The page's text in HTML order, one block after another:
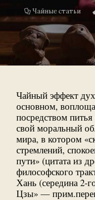
Чайные статьи
Чайный эффект
основном,
посредством
свой моральный
мира, в котором
стремлений,
пути» (цитата из
философского
Хань (середина 2-
Цзы» —